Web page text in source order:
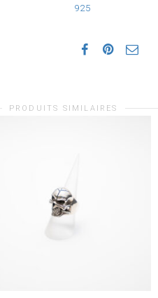
925
PRODUITS SIMILAIRES